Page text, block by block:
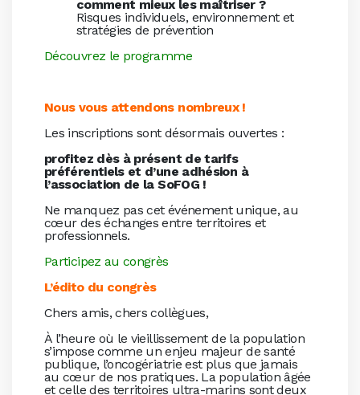
comment mieux les maîtriser ?
Risques individuels, environnement et
stratégies de prévention
Découvrez le programme
Nous vous attendons nombreux !
Les inscriptions sont désormais ouvertes :
profitez dès à présent de tarifs
préférentiels et d’une adhésion à
l’association de la SoFOG !
Ne manquez pas cet événement unique, au
cœur des échanges entre territoires et
professionnels.
Participez au congrès
L’édito du congrès
Chers amis, chers collègues,
À l’heure où le vieillissement de la population
s’impose comme un enjeu majeur de santé
publique, l’oncogériatrie est plus que jamais
au cœur de nos pratiques. La population âgée
et celle des territoires ultra-marins sont deux